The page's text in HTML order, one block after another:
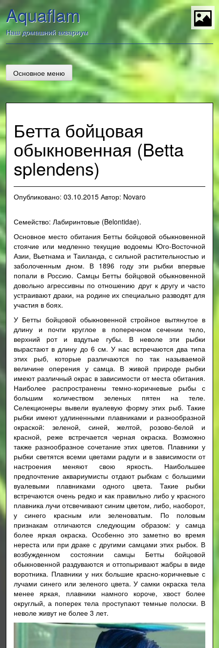
Перейти
к
содержанию
Aquaflam
Наш домашний аквариум
Основное меню
Бетта бойцовая
обыкновенная (Betta
splendens)
Опубликовано: 03.10.2015 Автор: Novaro
Семейство: Лабиринтовые (Belontidae).
Основное место обитания Бетты бойцовой обыкновенной
стоячие или медленно текущие водоемы Юго-Восточной
Азии, Вьетнама и Таиланда, с сильной растительностью и
заболоченным дном. В 1896 году эти рыбки впервые
попали в Россию. Самцы Бетты бойцовой обыкновенной
довольно агрессивны по отношению друг к другу и часто
устраивают драки, на родине их специально разводят для
участия в боях.
У Бетты бойцовой обыкновенной стройное вытянутое в
длину и почти круглое в поперечном сечении тело,
верхний рот и вздутые губы. В неволе эти рыбки
вырастают в длину до 6 см. У нас встречаются два типа
этих рыб, которые различаются по так называемой
величине оперения у самца. В живой природе рыбки
имеют различный окрас в зависимости от места обитания.
Наиболее распространены темно-коричневые рыбы с
большим количеством зеленых пятен на теле.
Селекционеры вывели вуалевую форму этих рыб. Такие
рыбки имеют удлиненными плавниками и разнообразной
окраской: зеленой, синей, желтой, розово-белой и
красной, реже встречается черная окраска. Возможно
также разнообразное сочетание этих цветов. Плавники у
рыбки светятся всеми цветами радуги и в зависимости от
настроения меняют свою яркость. Наибольшее
предпочтение аквариумисты отдают рыбкам с большими
вуалевыми плавниками одного цвета. Такие рыбки
встречаются очень редко и как правильно либо у красного
плавника лучи отсвечивают синим цветом, либо, наоборот,
у синего красным или зеленоватым. По половым
признакам отличаются следующим образом: у самца
более яркая окраска. Особенно это заметно во время
нереста или при драке с другими самцами этих рыбок. В
возбужденном состоянии самцы Бетты бойцовой
обыкновенной раздуваются и оттопыривают жабры в виде
воротника. Плавники у них большие красно-коричневые с
лучами синего или зеленого цвета. У самки окраска тела
менее яркая, плавники намного короче, хвост более
округлый, а поперек тела проступают темные полоски. В
неволе живут не более 3 лет.